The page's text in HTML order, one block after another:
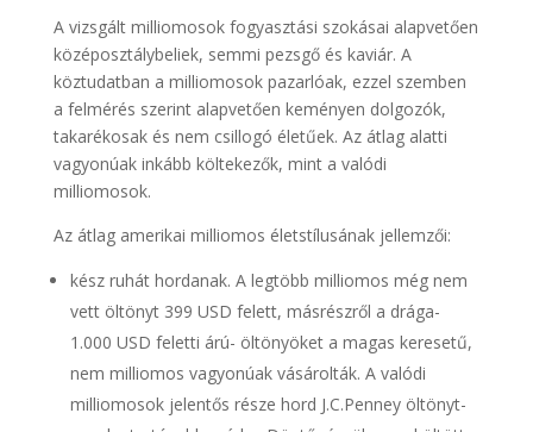
A vizsgált milliomosok fogyasztási szokásai alapvetően
középosztálybeliek, semmi pezsgő és kaviár. A
köztudatban a milliomosok pazarlóak, ezzel szemben
a felmérés szerint alapvetően keményen dolgozók,
takarékosak és nem csillogó életűek. Az átlag alatti
vagyonúak inkább költekezők, mint a valódi
milliomosok.
Az átlag amerikai milliomos életstílusának jellemzői:
kész ruhát hordanak. A legtöbb milliomos még nem
vett öltönyt 399 USD felett, másrészről a drága-
1.000 USD feletti árú- öltönyöket a magas keresetű,
nem milliomos vagyonúak vásárolták. A valódi
milliomosok jelentős része hord J.C.Penney öltönyt-